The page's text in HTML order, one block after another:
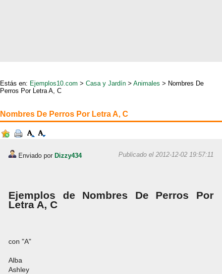
Estás en: Ejemplos10.com > Casa y Jardín > Animales > Nombres De
Perros Por Letra A, C
Nombres De Perros Por Letra A, C
Enviado por Dizzy434 Publicado el 2012-12-02 19:57:11
Ejemplos de Nombres De Perros Por
Letra A, C
con "A"
Alba
Ashley